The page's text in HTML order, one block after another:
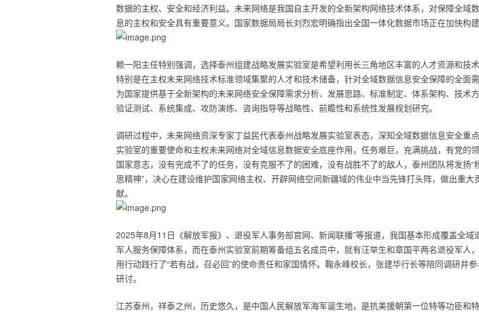
数据的主权、安全和经济利益。未来网络是我国自主开发的全新架构网络技术体系，对保障全域
息的主权和安全具有重要意义。国家数据局局长刘烈宏明确指出全国一体化数据市场正在加快构建
赖一阳主任特别强调，选择泰州组建战略发展实验室是希望利用长三角地区丰富的人才资源和技
特别是在主权未来网络技术标准领域集聚的人才和技术储备，针对全域数据信息安全保障的全面需
为国家提供基于全新架构的未来网络安全保障需求分析、发展思路、标准制定、体系架构、技术方
验证测试、系统集成、攻防演练、咨询指导等战略性、前瞻性和系统性发展规划研究。
调研过程中，未来网络资深专家丁益民代表泰州战略发展实验室表态，深知全域数据信息安全重
实验室的重要使命和主权未来网络对全域信息数据安全底座作用，任务艰巨，充满挑战，有党的
国家意志，没有完成不了的任务，没有克服不了的困难，没有战胜不了的敌人，泰州团队将发扬“
思精神”，决心在建设维护国家网络主权、开辟网络空间新疆域的伟业中当先锋打头阵，做出重大
献。
2025年8月11日《解放军报》、退役军人事务部官网、新闻联播”等报道，我国基本形成覆盖全域
军人服务保障体系，而在泰州实验室前期筹备组五名成员中，就有汪举生和章国平两名退役军人
用行动践行了“若有战，召必回”的使命责任和家国情怀。鞠永峰校长，张建华行长等陪同调研并
研讨。
江苏泰州，祥泰之州，历史悠久，是中国人民解放军海军诞生地，是抗美援朝第一位特等功臣和